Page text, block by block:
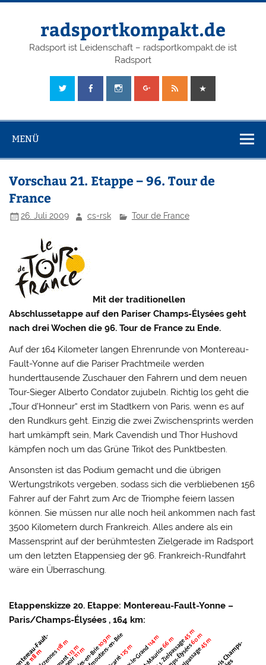
radsportkompakt.de
Radsport ist Leidenschaft – radsportkompakt.de ist
Radsport
MENÜ
Vorschau 21. Etappe – 96. Tour de
France
26. Juli 2009 cs-rsk Tour de France
Mit der traditionellen
Abschlussetappe auf den Pariser Champs-Élysées geht
nach drei Wochen die 96. Tour de France zu Ende.
Auf der 164 Kilometer langen Ehrenrunde von Montereau-
Fault-Yonne auf die Pariser Prachtmeile werden
hunderttausende Zuschauer den Fahrern und dem neuen
Tour-Sieger Alberto Condator zujubeln. Richtig los geht die
„Tour d’Honneur“ erst im Stadtkern von Paris, wenn es auf
den Rundkurs geht. Einzig die zwei Zwischensprints werden
hart umkämpft sein, Mark Cavendish und Thor Hushovd
kämpfen noch um das Grüne Trikot des Punktbesten.
Ansonsten ist das Podium gemacht und die übrigen
Wertungstrikots vergeben, sodass sich die verbliebenen 156
Fahrer auf der Fahrt zum Arc de Triomphe feiern lassen
können. Sie müssen nur alle noch heil ankommen nach fast
3500 Kilometern durch Frankreich. Alles andere als ein
Massensprint auf der berühmtesten Zielgerade im Radsport
um den letzten Etappensieg der 96. Frankreich-Rundfahrt
wäre ein Überraschung.
Etappenskizze 20. Etappe: Montereau-Fault-Yonne –
Paris/Champs-Élysées , 164 km: